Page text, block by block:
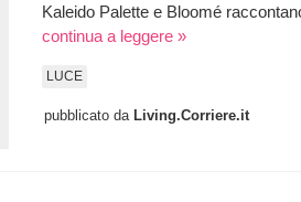
Kaleido Palette e Bloomé
continua a leggere »
LUCE
pubblicato da Living.Corriere.it